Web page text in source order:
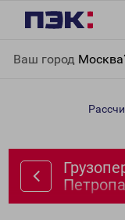
Ваш город
Петропавловск-